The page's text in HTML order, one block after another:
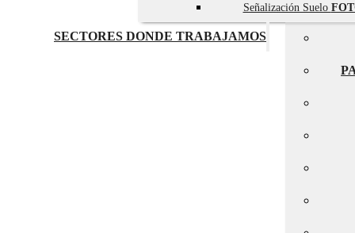
Señalización Suelo
SECTORES DONDE TRABAJAMOS